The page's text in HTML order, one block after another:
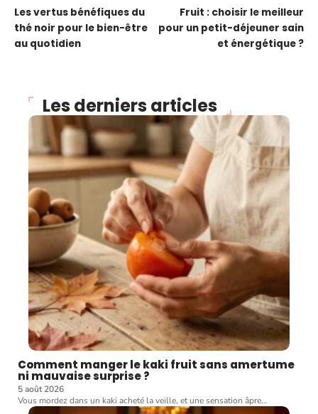
Les vertus bénéfiques du
thé noir pour le bien-être
au quotidien
Fruit : choisir le meilleur
pour un petit-déjeuner sain
et énergétique ?
Les derniers articles
Comment manger le kaki fruit sans amertume
ni mauvaise surprise ?
5 août 2026
Vous mordez dans un kaki acheté la veille, et une sensation âpre…